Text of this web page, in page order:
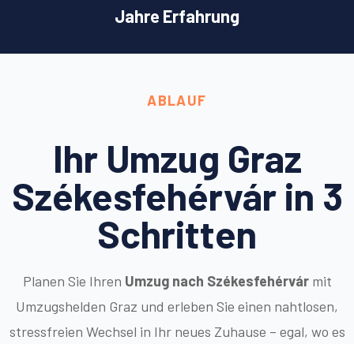
Jahre Erfahrung
ABLAUF
Ihr Umzug Graz
Székesfehérvár in 3
Schritten
Planen Sie Ihren Umzug nach Székesfehérvármit
Umzugshelden Graz und erleben Sie einen nahtlosen,
stressfreien Wechsel in Ihr neues Zuhause – egal, wo es